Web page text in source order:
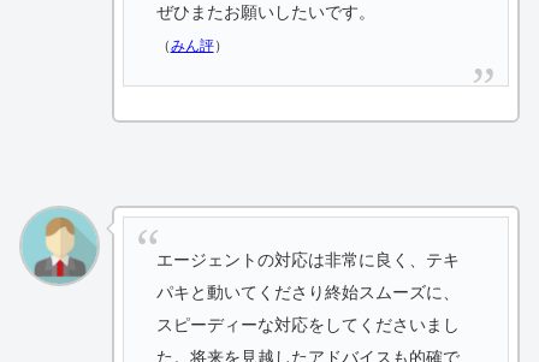
ぜひまたお願いしたいです。
（みん評）
エージェントの対応は非常に良く、テキ
パキと動いてくださり終始スムーズに、
スピーディーな対応をしてくださいまし
た。将来を見越したアドバイスも的確で